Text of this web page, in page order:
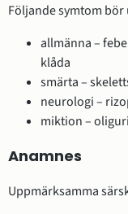
Följande symtom
allmänna –
klåda
smärta –
neurologi –
miktion –
Anamnes
Uppmärksamma